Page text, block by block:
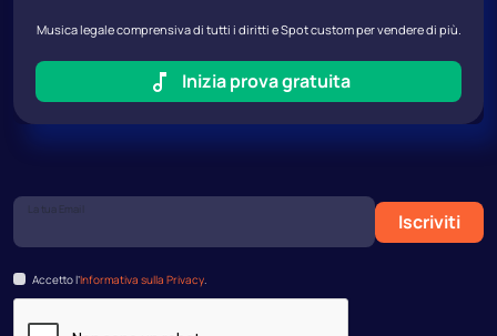
Musica legale comprensiva di tutti i diritti e Spot custom per vendere di più.
Inizia prova gratuita
La tua Email
Iscriviti
Accetto l’Informativa sulla Privacy.